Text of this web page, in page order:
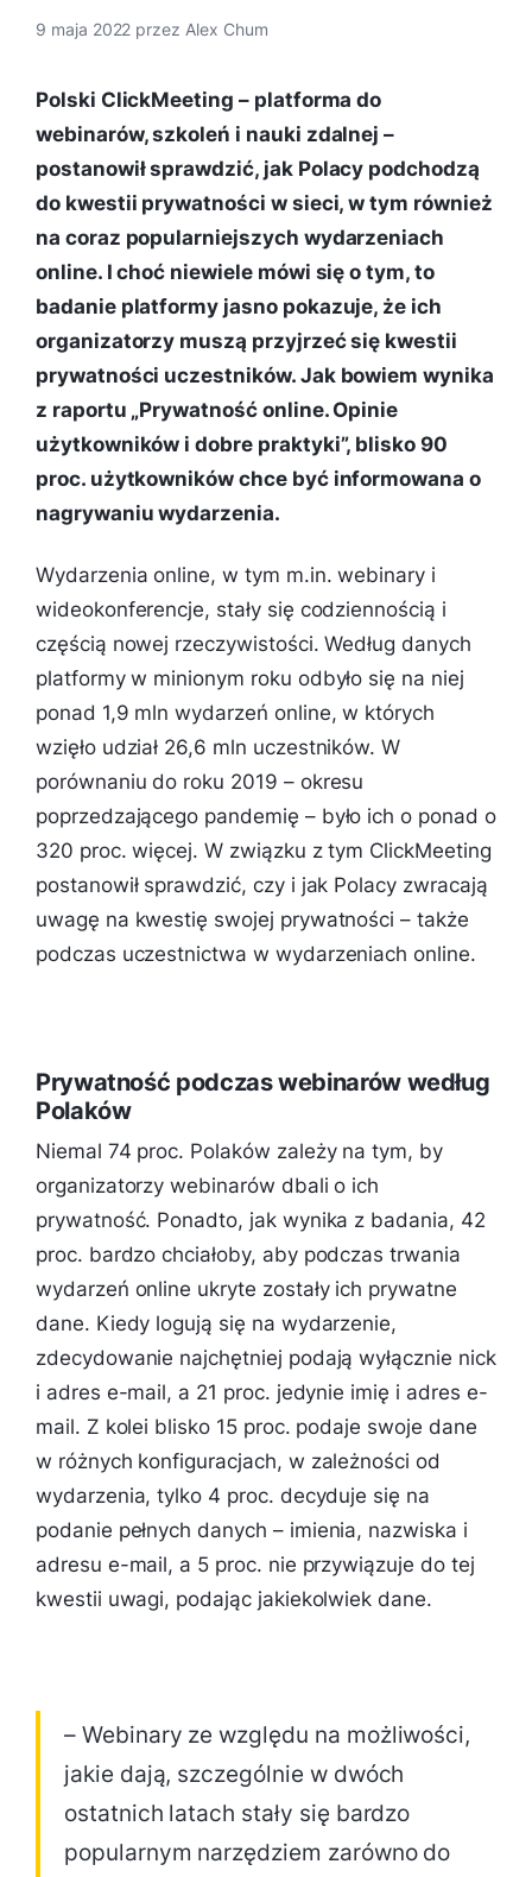
9 maja 2022 przez Alex Chum
Polski ClickMeeting – platforma do
webinarów, szkoleń i nauki zdalnej –
postanowił sprawdzić, jak Polacy podchodzą
do kwestii prywatności w sieci, w tym również
na coraz popularniejszych wydarzeniach
online. I choć niewiele mówi się o tym, to
badanie platformy jasno pokazuje, że ich
organizatorzy muszą przyjrzeć się kwestii
prywatności uczestników. Jak bowiem wynika
z raportu „Prywatność online. Opinie
użytkowników i dobre praktyki”, blisko 90
proc. użytkowników chce być informowana o
nagrywaniu wydarzenia.
Wydarzenia online, w tym m.in. webinary i
wideokonferencje, stały się codziennością i
częścią nowej rzeczywistości. Według danych
platformy w minionym roku odbyło się na niej
ponad 1,9 mln wydarzeń online, w których
wzięło udział 26,6 mln uczestników. W
porównaniu do roku 2019 – okresu
poprzedzającego pandemię – było ich o ponad o
320 proc. więcej. W związku z tym ClickMeeting
postanowił sprawdzić, czy i jak Polacy zwracają
uwagę na kwestię swojej prywatności – także
podczas uczestnictwa w wydarzeniach online.
Prywatność podczas webinarów według
Polaków
Niemal 74 proc. Polaków zależy na tym, by
organizatorzy webinarów dbali o ich
prywatność. Ponadto, jak wynika z badania, 42
proc. bardzo chciałoby, aby podczas trwania
wydarzeń online ukryte zostały ich prywatne
dane. Kiedy logują się na wydarzenie,
zdecydowanie najchętniej podają wyłącznie nick
i adres e-mail, a 21 proc. jedynie imię i adres e-
mail. Z kolei blisko 15 proc. podaje swoje dane
w różnych konfiguracjach, w zależności od
wydarzenia, tylko 4 proc. decyduje się na
podanie pełnych danych – imienia, nazwiska i
adresu e-mail, a 5 proc. nie przywiązuje do tej
kwestii uwagi, podając jakiekolwiek dane.
– Webinary ze względu na możliwości,
jakie dają, szczególnie w dwóch
ostatnich latach stały się bardzo
popularnym narzędziem zarówno do